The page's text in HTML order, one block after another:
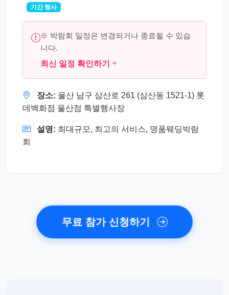
기간 행사
※ 박람회 일정은 변경되거나 종료될 수 있습
니다.
최신 일정 확인하기
장소: 울산 남구 삼산로 261 (삼산동 1521-1) 롯
데백화점 울산점 특별행사장
설명: 최대규모, 최고의 서비스, 명품웨딩박람
회
무료 참가 신청하기